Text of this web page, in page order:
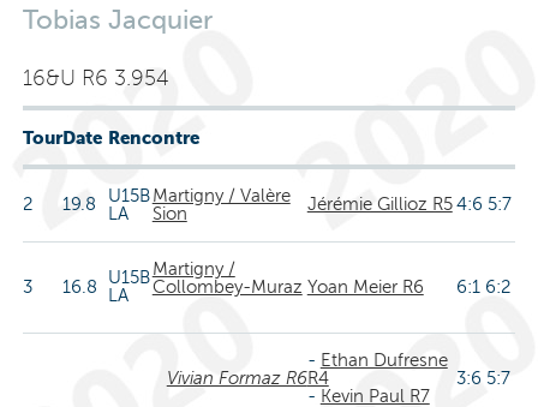
Tobias Jacquier
16&U R6 3.954
TourDate Rencontre
2 19.8
U15B
LA
Martigny / Valère
Sion
Jérémie Gillioz R5 4:6 5:7
3 16.8
U15B
LA
Martigny /
Collombey-Muraz Yoan Meier R6 6:1 6:2
Vivian Formaz R6
- Ethan Dufresne
R4
- Kevin Paul R7
3:6 5:7